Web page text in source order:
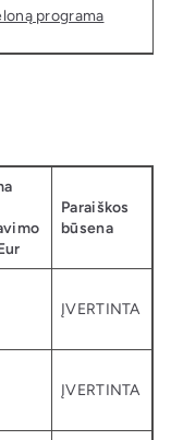
programa
Paraiškos
būsena
ĮVERTINTA
ĮVERTINTA